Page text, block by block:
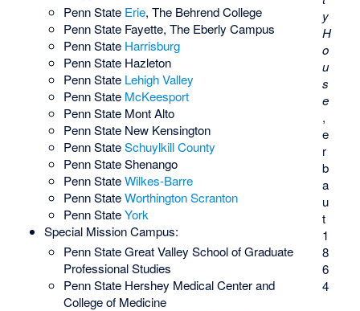
y
H
o
u
s
e
,
e
r
b
a
u
t
1
8
6
4
Penn State Erie, The Behrend College
Penn State Fayette, The Eberly Campus
Penn State Harrisburg
Penn State Hazleton
Penn State Lehigh Valley
Penn State McKeesport
Penn State Mont Alto
Penn State New Kensington
Penn StateSchuylkill County
Penn State Shenango
Penn StateWilkes-Barre
Penn StateWorthington Scranton
Penn StateYork
Special Mission Campus:
Penn State Great Valley School of Graduate
Professional Studies
Penn State Hershey Medical Center and
College of Medicine